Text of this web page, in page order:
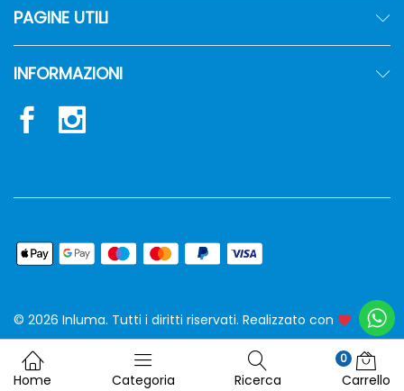
PAGINE UTILI
INFORMAZIONI
© 2026 Inluma. Tutti i diritti riservati. Realizzato con siw
Home Categoria Ricerca
0
Carrello